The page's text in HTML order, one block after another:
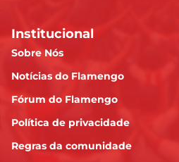
Institucional
Sobre Nós
Notícias do Flamengo
Fórum do Flamengo
Política de privacidade
Regras da comunidade